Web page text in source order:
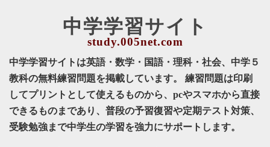
中学学習サイト
中学学習サイトは英語・数学・国語・理科・社会、中学５
教科の無料練習問題を掲載しています。 練習問題は印刷
してプリントとして使えるものから、pcやスマホから直接
できるものまであり、普段の予習復習や定期テスト対策、
受験勉強まで中学生の学習を強力にサポートします。